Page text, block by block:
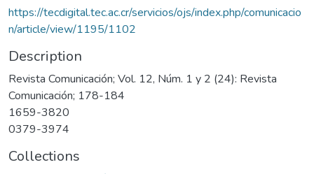
https://tecdigital.tec.ac.cr/servicios/ojs/index.php/comunicacio
n/article/view/1195/1102
Description
Revista Comunicación; Vol. 12, Núm. 1 y 2 (24): Revista
Comunicación; 178-184
1659-3820
0379-3974
Collections